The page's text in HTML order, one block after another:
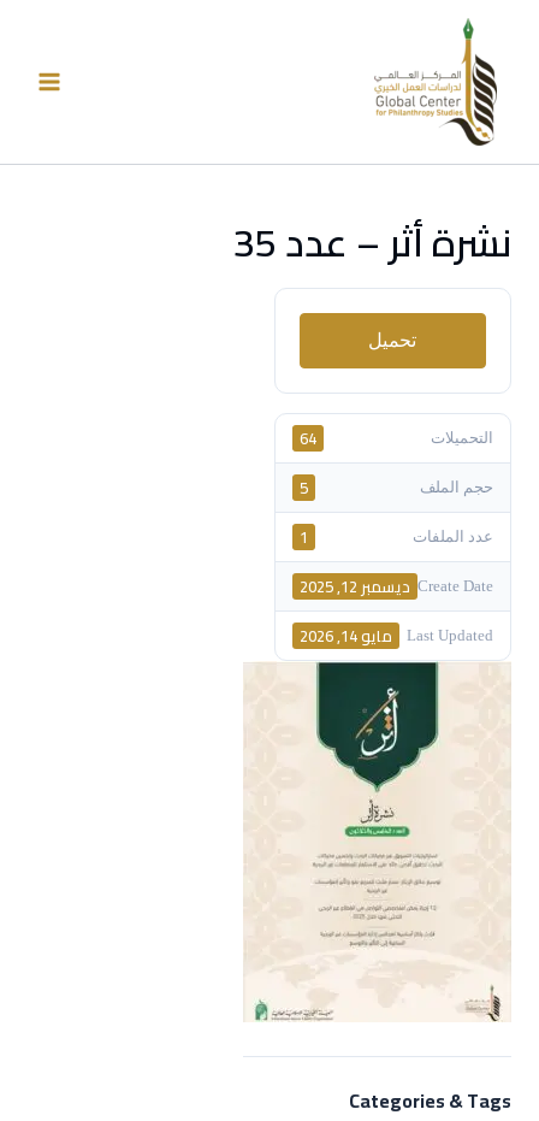
المحتوى
نشرة أثر – عدد 35
تحميل
التحميلات 64
حجم الملف 5
عدد الملفات 1
Create Date ديسمبر 12, 2025
Last Updated مايو 14, 2026
Categories & Tags